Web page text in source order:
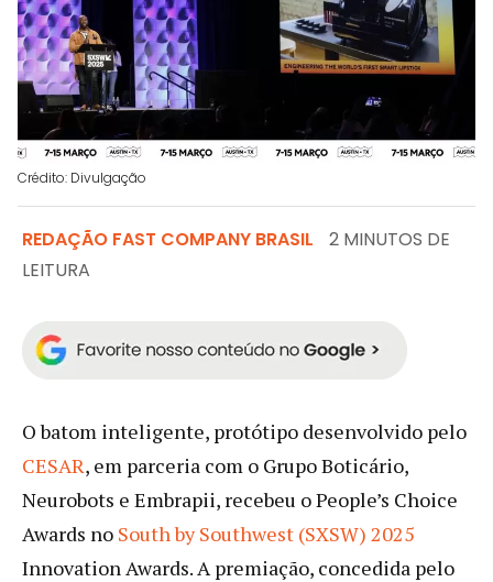
Crédito: Divulgação
REDAÇÃO FAST COMPANY BRASIL
2 MINUTOS DE
LEITURA
O batom inteligente, protótipo desenvolvido pelo
CESAR, em parceria com o Grupo Boticário,
Neurobots e Embrapii, recebeu o People’s Choice
Awards no South by Southwest (SXSW) 2025
Innovation Awards. A premiação, concedida pelo